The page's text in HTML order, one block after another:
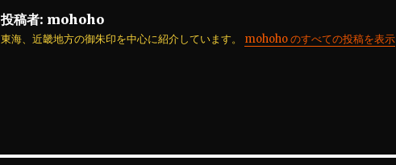
投稿者: mohoho
東海、近畿地方の御朱印を中心に紹介しています。 mohoho のすべての投稿を表示